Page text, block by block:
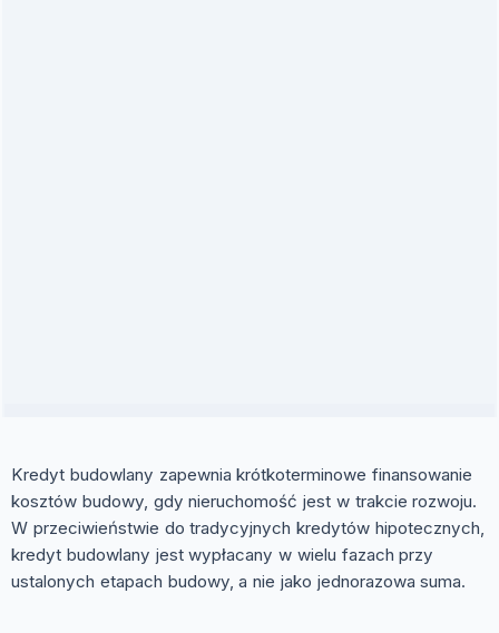
Kredyt budowlany zapewnia krótkoterminowe finansowanie
kosztów budowy, gdy nieruchomość jest w trakcie rozwoju.
W przeciwieństwie do tradycyjnych kredytów hipotecznych,
kredyt budowlany jest wypłacany w wielu fazach przy
ustalonych etapach budowy, a nie jako jednorazowa suma.